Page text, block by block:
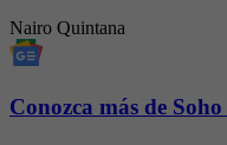
Nairo Quintana
Conozca más de